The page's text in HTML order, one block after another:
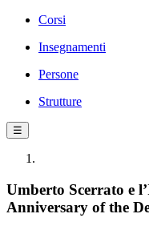
Corsi
Insegnamenti
Persone
Strutture
☰
Umberto Scerrato e
Anniversary of the